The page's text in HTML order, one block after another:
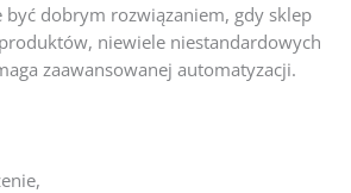
być dobrym rozwiązaniem, gdy sklep
niewiele niestandardowych
zaawansowanej automatyzacji.